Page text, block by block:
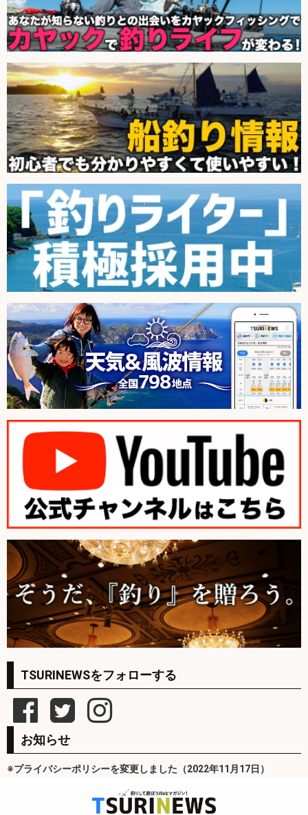
TSURINEWSをフォローする
お知らせ
※プライバシーポリシーを変更しました（2022年11月17日）